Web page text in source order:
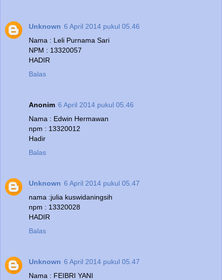
Unknown 6 April 2014 pukul 05.46
Nama : Leli Purnama Sari
NPM : 13320057
HADIR
Balas
Anonim 6 April 2014 pukul 05.46
Nama : Edwin Hermawan
npm : 13320012
Hadir
Balas
Unknown 6 April 2014 pukul 05.47
nama :julia kuswidaningsih
npm : 13320028
HADIR
Balas
Unknown 6 April 2014 pukul 05.47
Nama : FEIBRI YANI